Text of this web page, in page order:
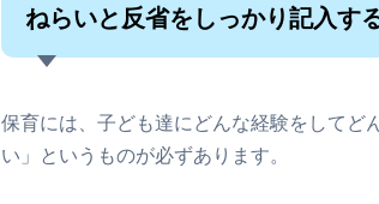
ねらいと反省をしっかり記入す
保育には、子ども達にどんな経験をしてど
い」というものが必ずあります。